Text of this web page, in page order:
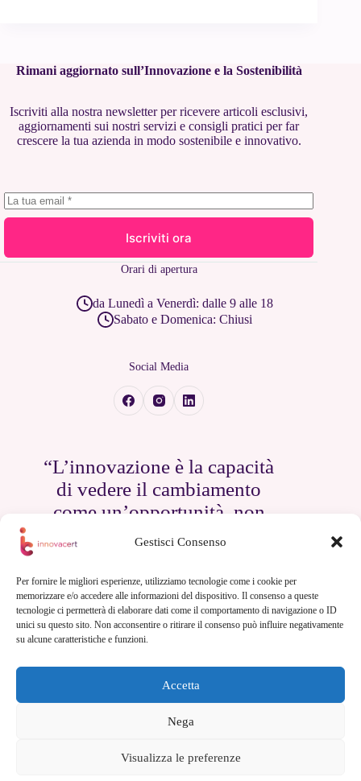
Gestisci Consenso
Per fornire le migliori esperienze, utilizziamo tecnologie come i cookie per
memorizzare e/o accedere alle informazioni del dispositivo. Il consenso a queste
tecnologie ci permetterà di elaborare dati come il comportamento di navigazione o ID
unici su questo sito. Non acconsentire o ritirare il consenso può influire negativamente
su alcune caratteristiche e funzioni.
Accetta
Nega
Visualizza le preferenze
Rimani aggiornato sull’Innovazione e la Sostenibilità
Iscriviti alla nostra newsletter per ricevere articoli esclusivi,
aggiornamenti sui nostri servizi e consigli pratici per far
crescere la tua azienda in modo sostenibile e innovativo.
Iscriviti ora
Orari di apertura
da Lunedì a Venerdì: dalle 9 alle 18
Sabato e Domenica: Chiusi
Social Media
“L’innovazione è la capacità
di vedere il cambiamento
come un’opportunità, non
come una minaccia.”
+39 3927514241
Via dei Sorini, 44 Firenze